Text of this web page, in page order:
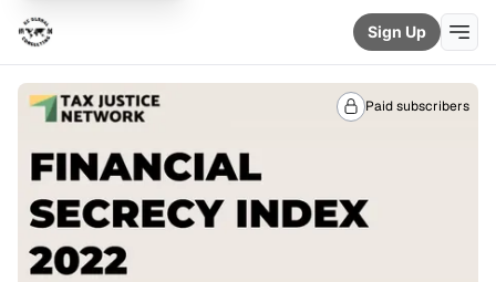
Sign Up
Paid subscribers